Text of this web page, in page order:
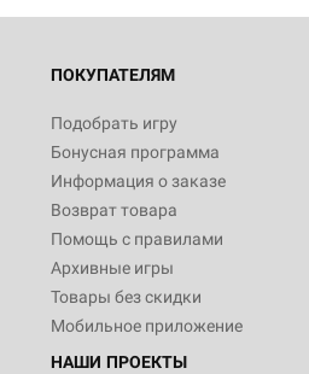
ПОКУПАТЕЛЯМ
Подобрать игру
Бонусная программа
Информация о заказе
Возврат товара
Помощь с правилами
Архивные игры
Товары без скидки
Мобильное приложение
НАШИ ПРОЕКТЫ